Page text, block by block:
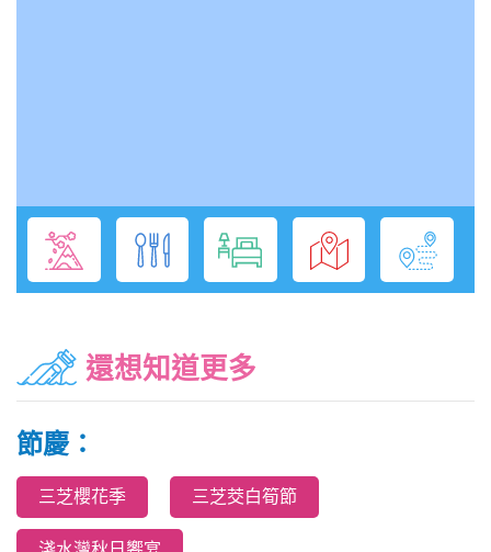
還想知道更多
節慶：
三芝櫻花季 三芝茭白筍節